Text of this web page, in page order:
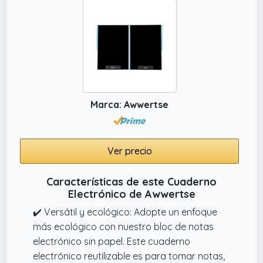
Marca: Awwertse
Ver precio
Características de este Cuaderno
Electrónico de Awwertse
✔️ Versátil y ecológico: Adopte un enfoque
más ecológico con nuestro bloc de notas
electrónico sin papel. Este cuaderno
electrónico reutilizable es para tomar notas,